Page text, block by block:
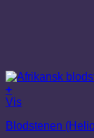
+
Dette
har
Vis
Blodstenen